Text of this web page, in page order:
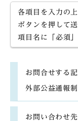
各項目を入力の
ボタンを押して
項目名に「必須
お問合せする
外部公益通報
お問い合わせ先